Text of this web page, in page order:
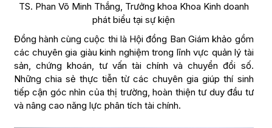
TS. Phan Võ Minh Thắng, Trưởng khoa Khoa Kinh doanh
phát biểu tại sự kiện
Đồng hành cùng cuộc thi là Hội đồng Ban Giám khảo gồm
các chuyên gia giàu kinh nghiệm trong lĩnh vực quản lý tài
sản, chứng khoán, tư vấn tài chính và chuyển đổi số.
Những chia sẻ thực tiễn từ các chuyên gia giúp thí sinh
tiếp cận góc nhìn của thị trường, hoàn thiện tư duy đầu tư
và nâng cao năng lực phân tích tài chính.